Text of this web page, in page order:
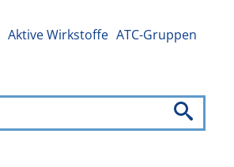
Aktive Wirkstoffe ATC-Gruppen